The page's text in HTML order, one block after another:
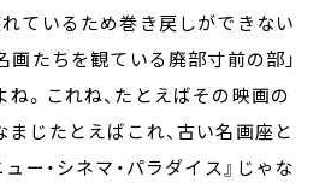
れているため巻き戻しができない
画たちを観ている廃部寸前の部」
ね。これね、たとえばその映画の
まじたとえばこれ、古い名画座と
ュー・シネマ・パラダイス』じゃな